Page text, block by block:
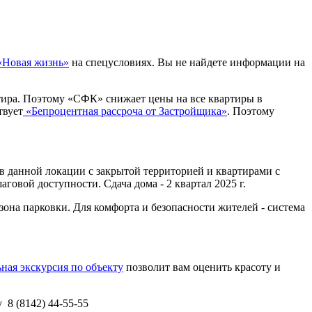
жизнь» на спецусловиях. Вы не найдете информации на
Поэтому «СФК» снижает цены на все квартиры в
«Бепроцентная рассроча от Застройщика». Поэтому
локации с закрытой территорией и квартирами с
доступности. Сдача дома - 2 квартал 2025 г.
парковки. Для комфорта и безопасности жителей - система
экскурсия по объекту позволит вам оценить красоту и
8 (8142) 44-55-55